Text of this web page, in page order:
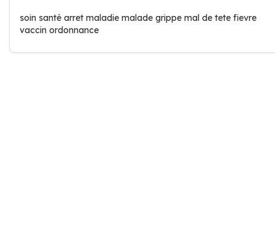
soin santé arret maladie malade grippe mal de tete fievre
vaccin ordonnance